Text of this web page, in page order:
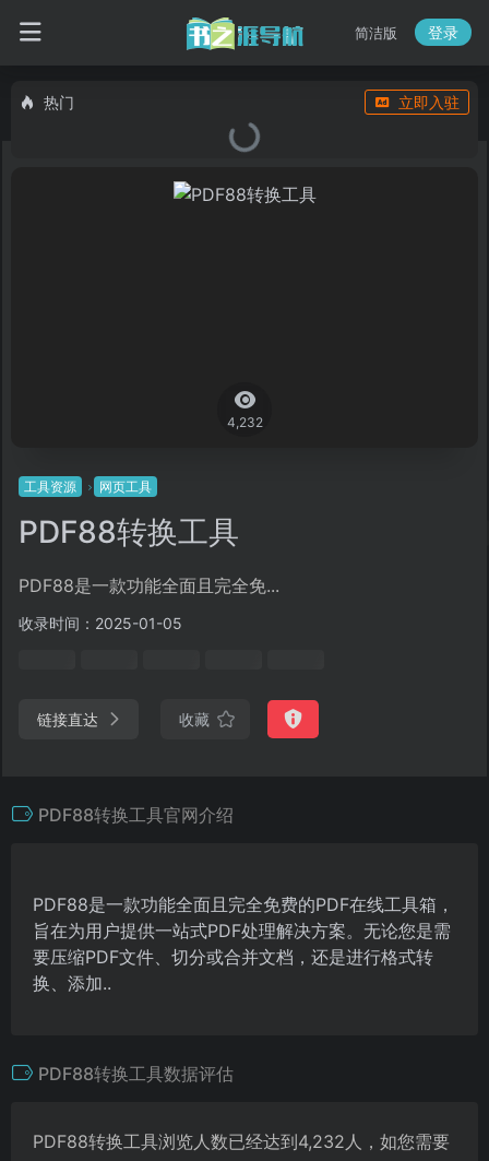
简洁版 登录
热门 立即入驻
4,232
工具资源 网页工具
PDF88转换工具
PDF88是一款功能全面且完全免...
收录时间：2025-01-05
链接直达 收藏
PDF88转换工具官网介绍
PDF88是一款功能全面且完全免费的PDF在线工具箱，
旨在为用户提供一站式PDF处理解决方案。无论您是需
要压缩PDF文件、切分或合并文档，还是进行格式转
换、添加..
PDF88转换工具数据评估
PDF88转换工具浏览人数已经达到4,232人，如您需要